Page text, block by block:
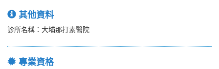
其他資料
診所名稱：大埔那打素醫院
專業資格